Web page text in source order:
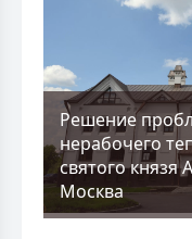
Решение
нерабочего
святого князя
Москва